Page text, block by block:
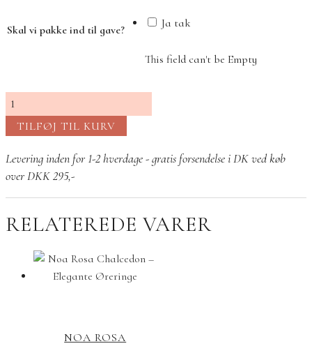
Skal vi pakke ind til gave? Ja tak
This field can't be Empty
Noa
armbånd
Rosa
chalcedon
antal
TILFØJ TIL KURV
Levering inden for 1-2 hverdage - gratis forsendelse i DK ved køb
over DKK 295,-
RELATEREDE VARER
NOA ROSA